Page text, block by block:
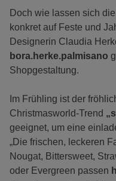
Doch wie lassen sich die
konkret auf Feste und
Designerin Claudia
bora.herke.palmisano
Shopgestaltung.
Im Frühling ist der
Christmasworld-Trend
geeignet, um eine
„Die frischen, leckeren
Nougat, Bittersweet,
oder Evergreen passen